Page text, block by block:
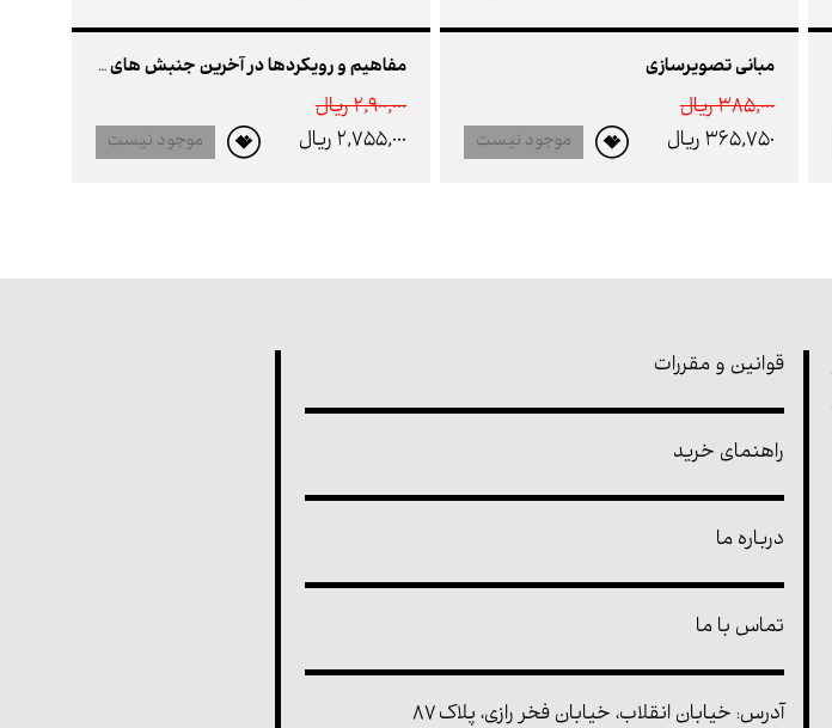
مبانی تصویرسازی
385,000 ريال
365,750 ريال
موجود نیست
مفاهیم و رویکردها در آخرین جنبش های هنری قرن بیستم
2,900,000 ريال
2,755,000 ريال
موجود نیست
قوانین و مقررات
راهنمای خرید
درباره ما
تماس با ما
آدرس: خیابان انقلاب، خیابان فخر رازی، پلاک ۸۷